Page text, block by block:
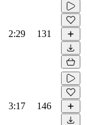
2:29 131
3:17 146